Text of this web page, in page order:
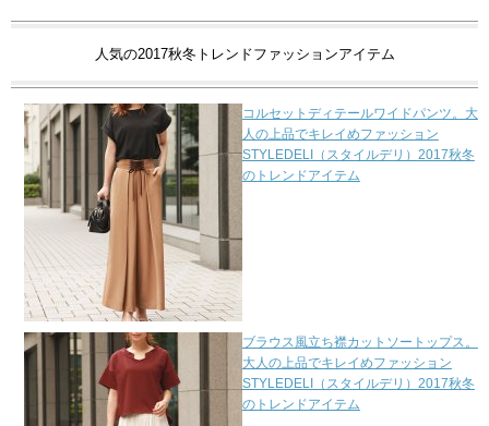
人気の2017秋冬トレンドファッションアイテム
コルセットディテールワイドパンツ。大
人の上品でキレイめファッション
STYLEDELI（スタイルデリ）2017秋冬
のトレンドアイテム
ブラウス風立ち襟カットソートップス。
大人の上品でキレイめファッション
STYLEDELI（スタイルデリ）2017秋冬
のトレンドアイテム